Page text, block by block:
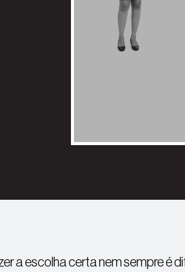
a escolha certa nem sempre é